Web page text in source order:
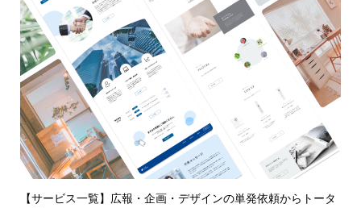
【サービス一覧】広報・企画・デザインの単発依頼からトータ